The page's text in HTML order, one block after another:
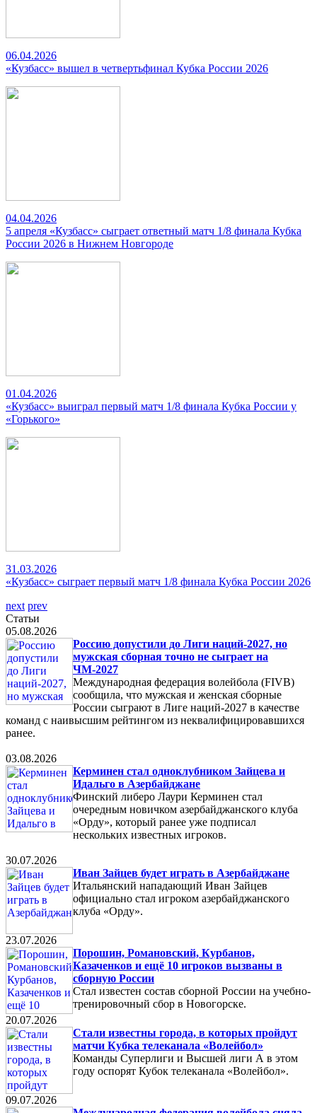
06.04.2026
«Кузбасс» вышел в четвертьфинал Кубка России 2026
04.04.2026
5 апреля «Кузбасс» сыграет ответный матч 1/8 финала Кубка
России 2026 в Нижнем Новгороде
01.04.2026
«Кузбасс» выиграл первый матч 1/8 финала Кубка России у
«Горького»
31.03.2026
«Кузбасс» сыграет первый матч 1/8 финала Кубка России 2026
next prev
Статьи
05.08.2026
Россию допустили до Лиги наций-2027, но
мужская сборная точно не сыграет на
ЧМ-2027
Международная федерация волейбола (FIVB)
сообщила, что мужская и женская сборные
России сыграют в Лиге наций-2027 в качестве
команд с наивысшим рейтингом из неквалифицировавшихся
ранее.
03.08.2026
Керминен стал одноклубником Зайцева и
Идальго в Азербайджане
Финский либеро Лаури Керминен стал
очередным новичком азербайджанского клуба
«Орду», который ранее уже подписал
нескольких известных игроков.
30.07.2026
Иван Зайцев будет играть в Азербайджане
Итальянский нападающий Иван Зайцев
официально стал игроком азербайджанского
клуба «Орду».
23.07.2026
Порошин, Романовский, Курбанов,
Казаченков и ещё 10 игроков вызваны в
сборную России
Стал известен состав сборной России на учебно-
тренировочный сбор в Новогорске.
20.07.2026
Стали известны города, в которых пройдут
матчи Кубка телеканала «Волейбол»
Команды Суперлиги и Высшей лиги А в этом
году оспорят Кубок телеканала «Волейбол».
09.07.2026